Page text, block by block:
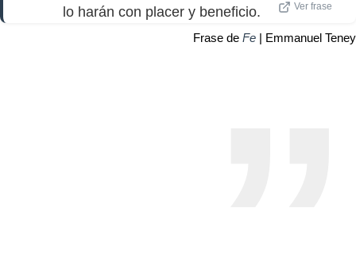
lo harán con placer y beneficio.
Ver frase
Frase de Fe | Emmanuel Teney